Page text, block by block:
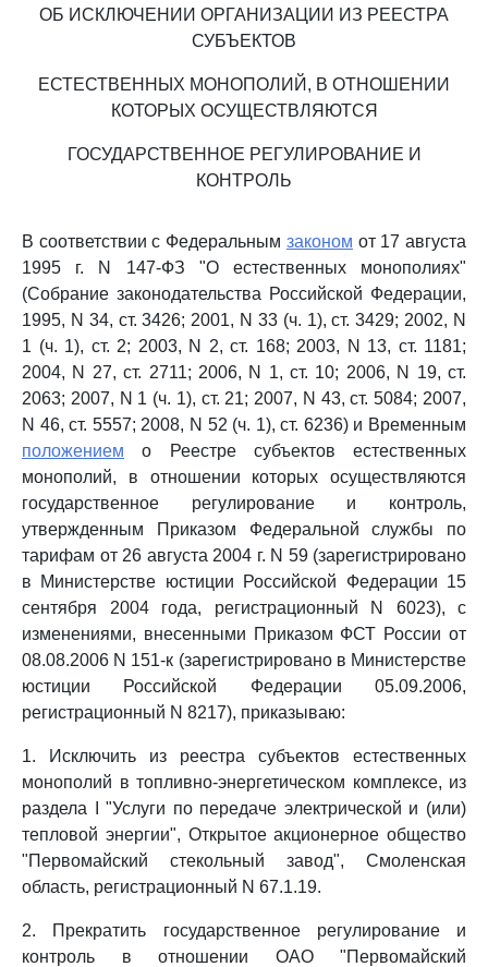
ОБ ИСКЛЮЧЕНИИ ОРГАНИЗАЦИИ ИЗ РЕЕСТРА
СУБЪЕКТОВ
ЕСТЕСТВЕННЫХ МОНОПОЛИЙ, В ОТНОШЕНИИ
КОТОРЫХ ОСУЩЕСТВЛЯЮТСЯ
ГОСУДАРСТВЕННОЕ РЕГУЛИРОВАНИЕ И
КОНТРОЛЬ
В соответствии с Федеральным законом от 17 августа
1995 г. N 147-ФЗ "О естественных монополиях"
(Собрание законодательства Российской Федерации,
1995, N 34, ст. 3426; 2001, N 33 (ч. 1), ст. 3429; 2002, N
1 (ч. 1), ст. 2; 2003, N 2, ст. 168; 2003, N 13, ст. 1181;
2004, N 27, ст. 2711; 2006, N 1, ст. 10; 2006, N 19, ст.
2063; 2007, N 1 (ч. 1), ст. 21; 2007, N 43, ст. 5084; 2007,
N 46, ст. 5557; 2008, N 52 (ч. 1), ст. 6236) и Временным
положением о Реестре субъектов естественных
монополий, в отношении которых осуществляются
государственное регулирование и контроль,
утвержденным Приказом Федеральной службы по
тарифам от 26 августа 2004 г. N 59 (зарегистрировано
в Министерстве юстиции Российской Федерации 15
сентября 2004 года, регистрационный N 6023), с
изменениями, внесенными Приказом ФСТ России от
08.08.2006 N 151-к (зарегистрировано в Министерстве
юстиции Российской Федерации 05.09.2006,
регистрационный N 8217), приказываю:
1. Исключить из реестра субъектов естественных
монополий в топливно-энергетическом комплексе, из
раздела I "Услуги по передаче электрической и (или)
тепловой энергии", Открытое акционерное общество
"Первомайский стекольный завод", Смоленская
область, регистрационный N 67.1.19.
2. Прекратить государственное регулирование и
контроль в отношении ОАО "Первомайский